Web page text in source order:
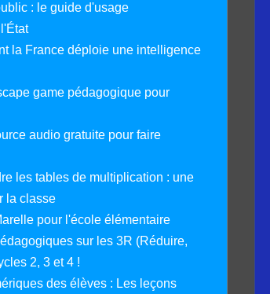
: le guide d'usage
la France déploie une intelligence
game pédagogique pour
audio gratuite pour faire
les tables de multiplication : une
la classe
pour l'école élémentaire
sur les 3R (Réduire,
2, 3 et 4 !
des élèves : Les leçons